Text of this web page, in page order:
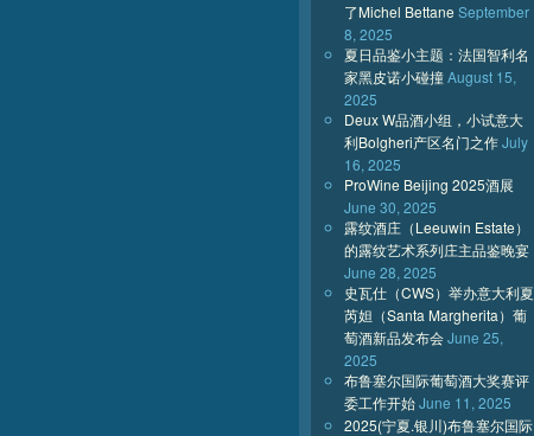
了Michel Bettane September
8, 2025
夏日品鉴小主题：法国智利名
家黑皮诺小碰撞August 15,
2025
Deux W品酒小组，小试意大
利Bolgheri产区名门之作July
16, 2025
ProWine Beijing 2025酒展
June 30, 2025
露纹酒庄（Leeuwin Estate）
的露纹艺术系列庄主品鉴晚宴
June 28, 2025
史瓦仕（CWS）举办意大利夏
芮妲（Santa Margherita）葡
萄酒新品发布会June 25,
2025
布鲁塞尔国际葡萄酒大奖赛评
委工作开始June 11, 2025
2025(宁夏.银川)布鲁塞尔国际